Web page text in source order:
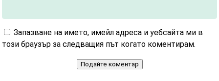
Запазване на името, имейл адреса и уебсайта ми в
този браузър за следващия път когато коментирам.
Подайте коментар